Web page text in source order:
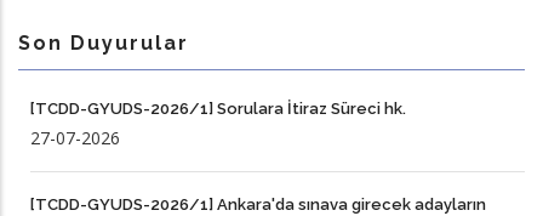
Son Duyurular
[TCDD-GYUDS-2026/1] Sorulara İtiraz Süreci hk.
27-07-2026
[TCDD-GYUDS-2026/1] Ankara'da sınava girecek adayların